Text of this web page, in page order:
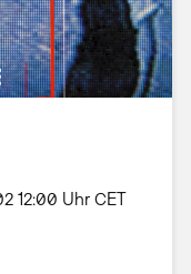
12:00 Uhr CET